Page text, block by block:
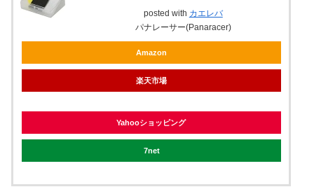
posted with カエレバ
パナレーサー(Panaracer)
Amazon
楽天市場
Yahooショッピング
7net